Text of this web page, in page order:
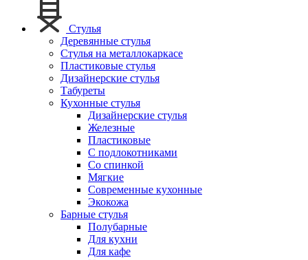
Стулья
Деревянные стулья
Стулья на металлокаркасе
Пластиковые стулья
Дизайнерские стулья
Табуреты
Кухонные стулья
Дизайнерские стулья
Железные
Пластиковые
С подлокотниками
Со спинкой
Мягкие
Современные кухонные
Экокожа
Барные стулья
Полубарные
Для кухни
Для кафе